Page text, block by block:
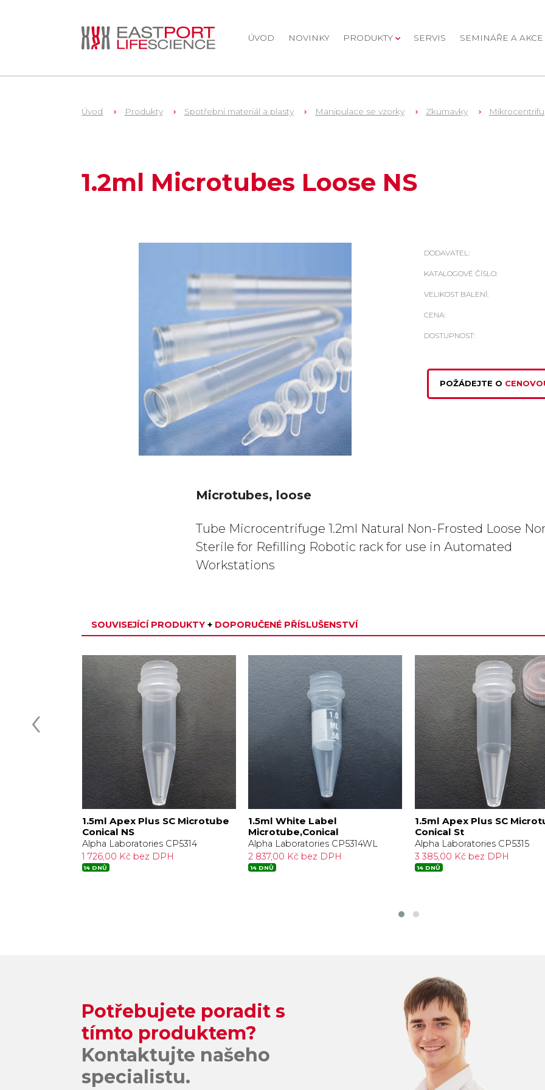
ÚVOD NOVINKY PRODUKTY SERVIS SEMINÁŘE A AKCE
Úvod Produkty Spotřební materiál a plasty Manipulace se vzorky Zkumavky
1.2ml Microtubes Loose NS
DODAVATEL:
KATALOGOVÉ ČÍSLO:
VELIKOST BALENÍ:
CENA:
DOSTUPNOST:
POŽÁDEJTE O
Microtubes, loose
Tube Microcentrifuge 1.2ml Natural Non-Frosted Loose
Sterile for Refilling Robotic rack for use in Automated
Workstations
SOUVISEJÍCÍ PRODUKTY+ DOPORUČENÉ PŘÍSLUŠENSTVÍ
1.5ml Apex Plus SC Microtube
Conical NS
Alpha Laboratories CP5314
1 726,00 Kč bez DPH
14 DNŮ
1.5ml White Label
Microtube,Conical
Alpha Laboratories CP5314WL
2 837,00 Kč bez DPH
14 DNŮ
1.5ml Apex Plus SC
Conical St
Alpha Laboratories CP5315
3 385,00 Kč bez DPH
14 DNŮ
‹
Potřebujete poradit s
tímto produktem?
Kontaktujte našeho
specialistu.